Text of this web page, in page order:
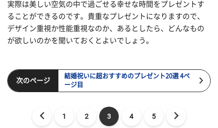
実際は美しい空気の中で過ごせる幸せな時間をプレゼントす
ることができるのです。貴重なプレゼントになりますので、
デザイン重視か性能重視なのか、あるとしたら、どんなもの
が欲しいのかを聞いておくとよいでしょう。
次のページ
結婚祝いに超おすすめのプレゼント20選 4ペ
ージ目
1 2 3 4 5